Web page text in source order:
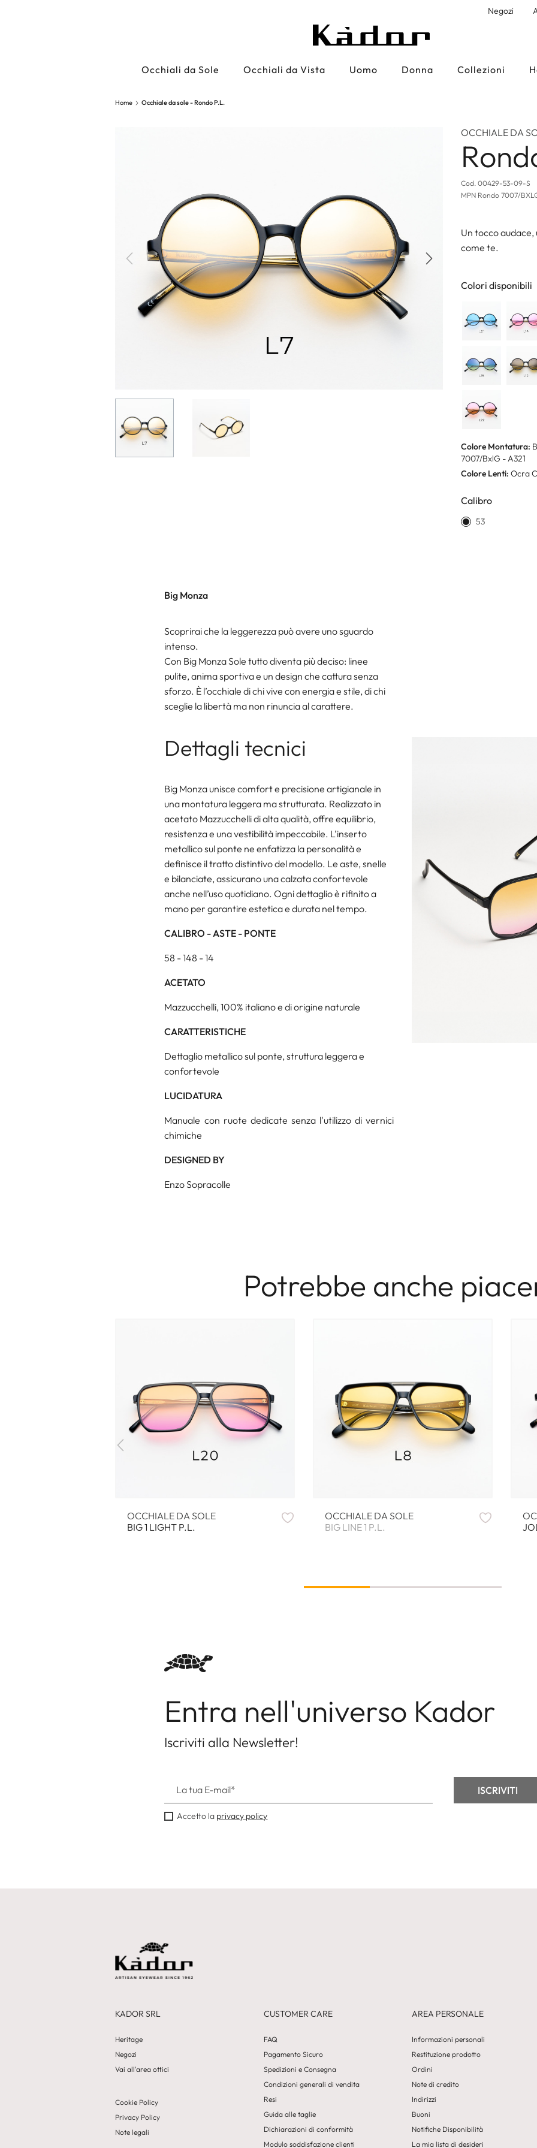
Negozi
Occhiali da Sole Occhiali da Vista Uomo Donna Collezioni
Home Occhiale da sole - Rondo P.L.
Precedente Successivo
OCCHIALE DA
Cod.00429-53-09-S
MPN Rondo 7007/
Un tocco
come te.
Colori disponibili
Colore Montatura:
7007/BxlG - A321
Colore Lenti: Ocra
Calibro
53
Big Monza
Scoprirai che la leggerezza può avere uno sguardo
intenso.
Con Big Monza Sole tutto diventa più deciso: linee
pulite, anima sportiva e un design che cattura senza
sforzo. È l’occhiale di chi vive con energia e stile, di chi
sceglie la libertà ma non rinuncia al carattere.
Dettagli tecnici
Big Monza unisce comfort e precisione artigianale in
una montatura leggera ma strutturata. Realizzato in
acetato Mazzucchelli di alta qualità, offre equilibrio,
resistenza e una vestibilità impeccabile. L’inserto
metallico sul ponte ne enfatizza la personalità e
definisce il tratto distintivo del modello. Le aste, snelle
e bilanciate, assicurano una calzata confortevole
anche nell’uso quotidiano. Ogni dettaglio è rifinito a
mano per garantire estetica e durata nel tempo.
CALIBRO - ASTE - PONTE
58 - 148 - 14
ACETATO
Mazzucchelli, 100% italiano e di origine naturale
CARATTERISTICHE
Dettaglio metallico sul ponte, struttura leggera e
confortevole
LUCIDATURA
Manuale con ruote dedicate senza l'utilizzo di vernici
chimiche
DESIGNED BY
Enzo Sopracolle
Potrebbe anche
OCCHIALE DA SOLE
BIG 1 LIGHT P.L.
OCCHIALE DA SOLE
BIG LINE 1 P.L.
Entra nell'universo Kador
Iscriviti alla Newsletter!
Accetto la privacy policy
KADOR SRL
Heritage
Negozi
Vai all'area ottici
Cookie Policy
Privacy Policy
Note legali
CUSTOMER CARE
FAQ
Pagamento Sicuro
Spedizioni e Consegna
Condizioni generali di vendita
Resi
Guida alle taglie
Dichiarazioni di conformità
Modulo soddisfazione clienti
AREA PERSONALE
Informazioni personali
Restituzione prodotto
Ordini
Note di credito
Indirizzi
Buoni
Notifiche Disponibilità
La mia lista di desideri